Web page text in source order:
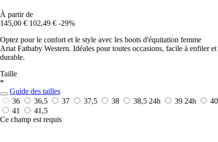
À partir de
145,00 € 102,49 € -29%
Optez pour le confort et le style avec les boots d'équitation femme
Ariat Fatbaby Western. Idéales pour toutes occasions, facile à enfiler et
durable.
Taille
*
Guide des tailles
36
36,5 37 37,5 38 38,5 24h 39 24h
40
41
41,5
Ce champ est requis